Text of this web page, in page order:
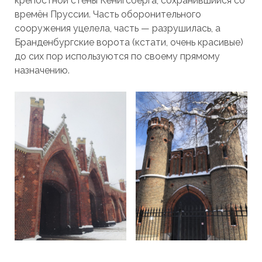
времён Пруссии. Часть оборонительного
сооружения уцелела, часть — разрушилась, а
Бранденбургские ворота (кстати, очень красивые)
до сих пор используются по своему прямому
назначению.